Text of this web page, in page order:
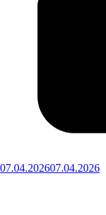
07.04.202607.04.2026